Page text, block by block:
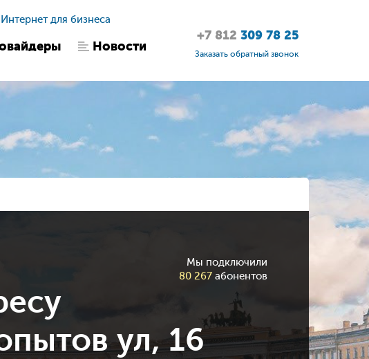
Интернет для бизнеса
Новости
+7 812 309 78 25
Заказать обратный звонок
Мы подключили
80 267 абонентов
ул, 16